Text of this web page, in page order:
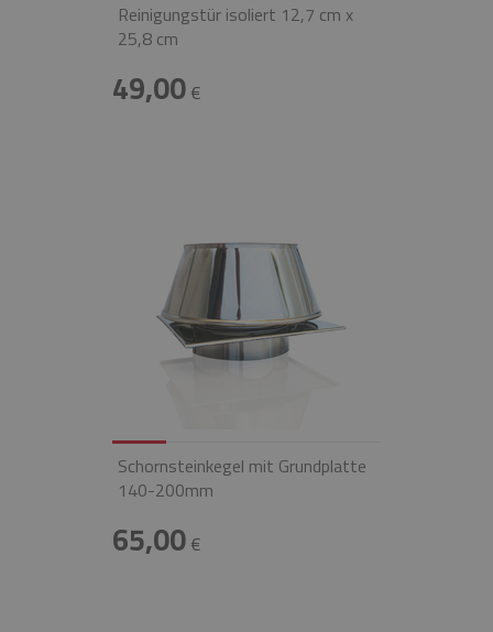
Reinigungstür isoliert 12,7 cm x
25,8 cm
49,00€
Schornsteinkegel mit Grundplatte
140-200mm
65,00€